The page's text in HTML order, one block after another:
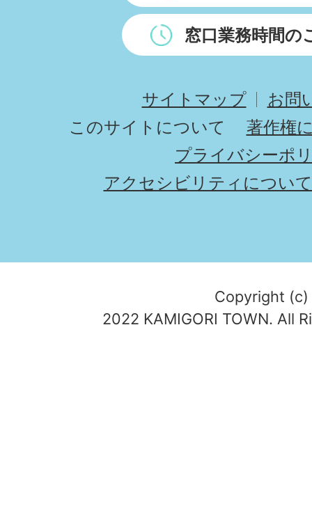
窓口業務時間の
サイトマップ
お問
このサイトについて
著作権
プライバシーポ
アクセシビリティについて
Copyright (c)
2022 KAMIGORI TOWN. All